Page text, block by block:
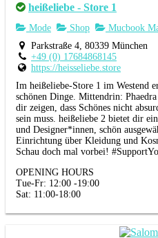
heißeliebe - Store 1
Mode Shop
Mucbook
Parkstraße 4, 80339 München
+49 (0) 17684868145
https://heisseliebe.store
Im heißeliebe-Store 1 im Westend
schönen Dinge. Mittendrin:
dir zeigen, dass Schönes nicht
sein muss. heißeliebe 2 bietet dir
und Designer*innen, schön
Einrichtung über Kleidung und
Schau doch mal vorbei!
OPENING HOURS
Tue-Fr: 12:00 -19:00
Sat: 11:00-18:00